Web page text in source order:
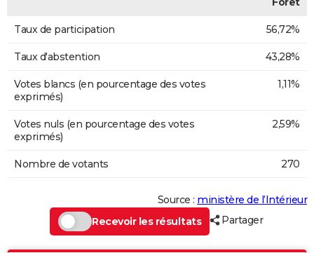
Taux de participation 56,72%
Taux d'abstention 43,28%
Votes blancs (en pourcentage des votes
exprimés)
1,11%
Votes nuls (en pourcentage des votes
exprimés)
2,59%
Nombre de votants 270
Source : ministère de l’Intérieur
Recevoir les résultats
Partager